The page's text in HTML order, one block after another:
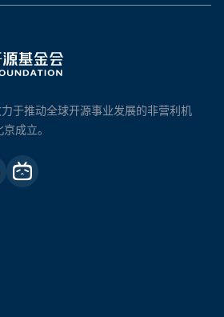
于推动全球开源事业发展的非营利机
成立。